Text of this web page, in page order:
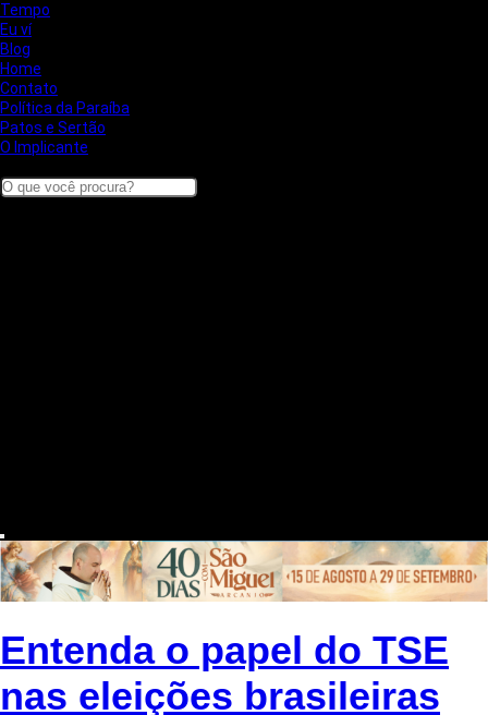
Tempo
Eu ví
Blog
Home
Contato
Política da Paraíba
Patos e Sertão
O Implicante
Entenda o papel do TSE
nas eleições brasileiras